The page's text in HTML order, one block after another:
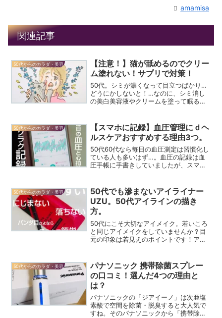
amamisa
関連記事
50代からのカラダ・美容
【注意！】猫が舐めるのでクリー
ム塗れない！サプリで対策！
50代。シミが濃くなって目立つばかり…
どうにかしないと！…なのに、シミ消し
の美白美容液やクリームを塗って眠ると
して肌を立て直します。
50代からのカラダ・美容
【スマホに記録】血圧管理にｄヘ
ルスケアおすすめする理由3つ。
50代60代なら毎日の血圧測定は習慣化し
ている人も多いはず…。血圧の記録は血
圧手帳に手書きしていましたが、スマホ
ントを解説します。
50代からのカラダ・美容
50代でも滲まないアイライナー
UZU。50代アイラインの描き
方。
50代にこそ大切なアイメイク。若いころ
と同じアイメイクをしていませんか？目
元の印象は若見えのポイントです！アイ
知ればスッキリ解決！
50代からのカラダ・美容
パナソニック 携帯除菌スプレー
の口コミ！選んだ4つの理由と
は？
パナソニックの「ジアイーノ」は次亜塩
素酸で空間を除菌・脱臭すると大人気で
すね。そのパナソニックから「携帯除菌